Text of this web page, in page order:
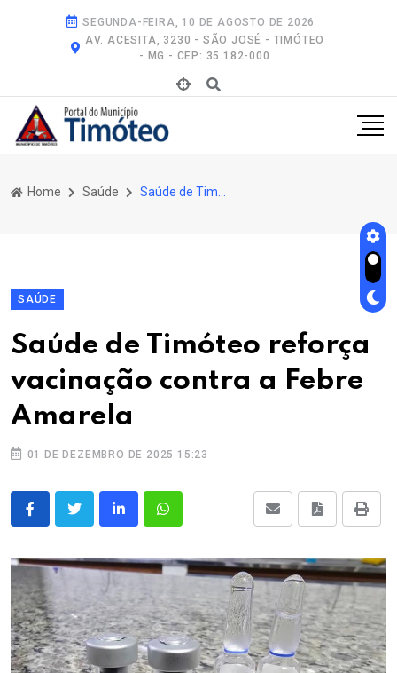
SEGUNDA-FEIRA, 10 DE AGOSTO DE 2026
AV. ACESITA, 3230 - SÃO JOSÉ - TIMÓTEO
- MG - CEP: 35.182-000
Home Saúde
SAÚDE
Saúde de Timóteo reforça
vacinação contra a Febre
Amarela
01 DE DEZEMBRO DE 2025 15:23